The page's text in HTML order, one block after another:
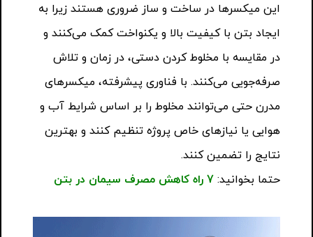
این میکسرها در ساخت و ساز ضروری هستند زیرا به
ایجاد بتن با کیفیت بالا و یکنواخت کمک می‌کنند و
در مقایسه با مخلوط کردن دستی، در زمان و تلاش
صرفه‌جویی می‌کنند. با فناوری پیشرفته، میکسرهای
مدرن حتی می‌توانند مخلوط را بر اساس شرایط آب و
هوایی یا نیازهای خاص پروژه تنظیم کنند و بهترین
نتایج را تضمین کنند.
حتما بخوانید: